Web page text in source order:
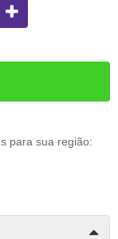
para sua região: